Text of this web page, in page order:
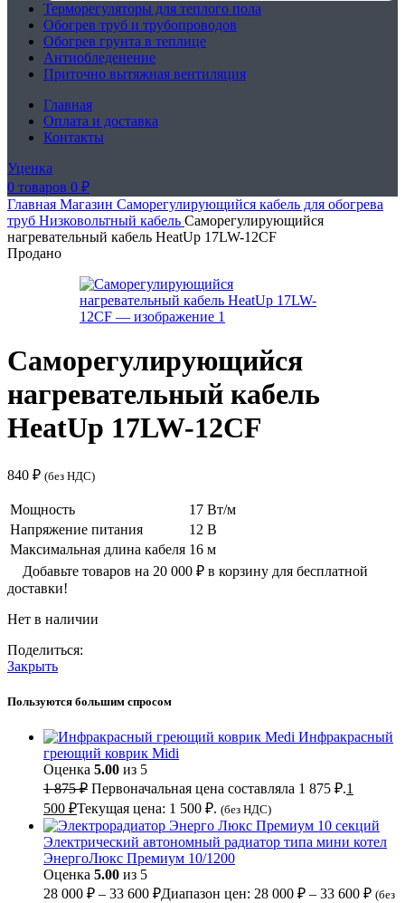
Терморегуляторы для теплого пола
Обогрев труб и трубопроводов
Обогрев грунта в теплице
Антиобледенение
Приточно вытяжная вентиляция
Главная
Оплата и доставка
Контакты
Уценка
0 товаров 0 ₽
Главная Магазин Саморегулирующийся кабель для обогрева
труб Низковольтный кабель Саморегулирующийся
нагревательный кабель HeatUp 17LW-12CF
Продано
Саморегулирующийся
нагревательный кабель
HeatUp 17LW-12CF
840 ₽ (без НДС)
Мощность
17 Вт/м
Напряжение питания
12 В
Максимальная длина кабеля 16 м
Добавьте товаров на 20 000 ₽ в корзину для бесплатной
доставки!
Нет в наличии
Поделиться:
Закрыть
Пользуются большим спросом
Инфракрасный
греющий коврик Midi
Оценка 5.00 из 5
1 875₽ Первоначальная цена составляла 1 875 ₽.1
500 ₽Текущая цена: 1 500 ₽. (без НДС)
Электрический автономный радиатор типа мини котел
ЭнергоЛюкс Премиум 10/1200
Оценка 5.00 из 5
28 000 ₽ – 33 600 ₽Диапазон цен: 28 000 ₽ – 33 600 ₽ (без